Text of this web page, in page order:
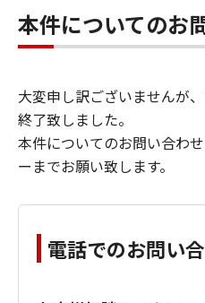
本件についてのお
大変申し訳ございませんが
終了致しました。
本件についてのお問い合わ
ーまでお願い致します。
電話でのお問い